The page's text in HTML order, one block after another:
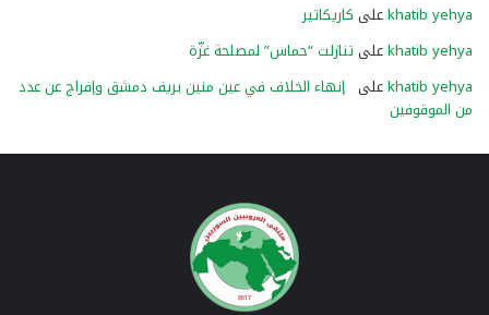
khatib yehyaعلى كاريكاتير
khatib yehyaعلى تنازلت “حماس” لمصلحة غزّة
khatib yehyaعلى إنهاء الخلاف في عين منين بريف دمشق وإفراج عن عدد
من الموقوفين